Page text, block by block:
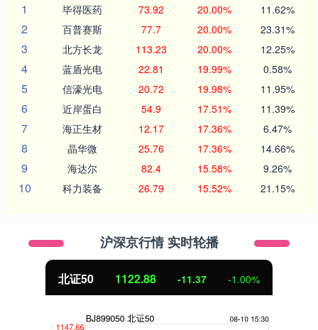
1
毕得医药 73.92 20.00% 11.62%
2 百普赛斯 77.7 20.00% 23.31%
3 北方长龙 113.23 20.00% 12.25%
4 蓝盾光电 22.81 19.99% 0.58%
5 信濠光电 20.72 19.98% 11.95%
6 近岸蛋白 54.9 17.51% 11.39%
7 海正生材 12.17 17.36% 6.47%
8 晶华微 25.76 17.36% 14.66%
9 海达尔 82.4 15.58% 9.26%
10 科力装备 26.79 15.52% 21.15%
沪深京行情 实时轮播
北证50 1122.88 -11.37 -1.00%